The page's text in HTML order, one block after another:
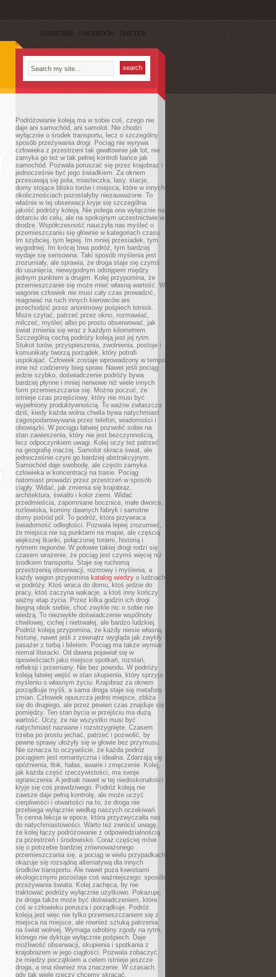
SUBSCRIBE FACEBOOK TWITTER
Podróżowanie koleją ma w sobie coś, czego nie
daje ani samochód, ani samolot. Nie chodzi
wyłącznie o środek transportu, lecz o szczególny
sposób przeżywania drogi. Pociąg nie wyrywa
człowieka z przestrzeni tak gwałtownie jak lot, nie
zamyka go też w tak pełnej kontroli bańce jak
samochód. Pozwala poruszać się przez krajobraz i
jednocześnie być jego świadkiem. Za oknem
przesuwają się pola, miasteczka, lasy, stacje,
domy stojące blisko torów i miejsca, które w innych
okolicznościach pozostałyby niezauważone. To
właśnie w tej obserwacji kryje się szczególna
jakość podróży koleją. Nie polega ona wyłącznie na
dotarciu do celu, ale na spokojnym uczestnictwie w
drodze. Współczesność nauczyła nas myśleć o
przemieszczaniu się głównie w kategoriach czasu.
Im szybciej, tym lepiej. Im mniej przesiadek, tym
wygodniej. Im krócej trwa podróż, tym bardziej
wydaje się sensowna. Taki sposób myślenia jest
zrozumiały, ale sprawia, że droga staje się czymś
do usunięcia, niewygodnym odstępem między
jednym punktem a drugim. Kolej przypomina, że
przemieszczanie się może mieć własną wartość. W
wagonie człowiek nie musi cały czas prowadzić,
reagować na ruch innych kierowców ani
przechodzić przez anonimowy pośpiech lotnisk.
Może czytać, patrzeć przez okno, rozmawiać,
milczeć, myśleć albo po prostu obserwować, jak
świat zmienia się wraz z każdym kilometrem.
Szczególną cechą podróży koleją jest jej rytm.
Stukot torów, przyspieszenia, zwolnienia, postoje i
komunikaty tworzą porządek, który potrafi
uspokajać. Człowiek zostaje wprowadzony w tempo
inne niż codzienny bieg spraw. Nawet jeśli pociąg
jedzie szybko, doświadczenie podróży bywa
bardziej płynne i mniej nerwowe niż wiele innych
form przemieszczania się. Można poczuć, że
istnieje czas przejściowy, który nie musi być
wypełniony produktywnością. To ważne zwłaszcza
dziś, kiedy każda wolna chwila bywa natychmiast
zagospodarowywana przez telefon, wiadomości i
obowiązki. W pociągu łatwiej pozwolić sobie na
stan zawieszenia, który nie jest bezczynnością,
lecz odpoczynkiem uwagi. Kolej uczy też patrzeć
na geografię inaczej. Samolot skraca świat, ale
jednocześnie czyni go bardziej abstrakcyjnym.
Samochód daje swobodę, ale często zamyka
człowieka w koncentracji na trasie. Pociąg
natomiast prowadzi przez przestrzeń w sposób
ciągły. Widać, jak zmienia się krajobraz,
architektura, światło i kolor ziemi. Widać
przedmieścia, zapomniane bocznice, małe dworce,
rozlewiska, kominy dawnych fabryk i samotne
domy pośród pól. To podróż, która przywraca
świadomość odległości. Pozwala lepiej zrozumieć,
że miejsca nie są punktami na mapie, ale częścią
większej tkanki, połączonej torami, historią i
rytmem regionów. W połowie takiej drogi rodzi się
czasem wrażenie, że pociąg jest czymś więcej niż
środkiem transportu. Staje się ruchomą
przestrzenią obserwacji, rozmowy i myślenia, a
każdy wagon przypomina katalog wiedzy o ludziach
w podróży. Ktoś wraca do domu, ktoś jedzie do
pracy, ktoś zaczyna wakacje, a ktoś inny kończy
ważny etap życia. Przez kilka godzin ich drogi
biegną obok siebie, choć zwykle nic o sobie nie
wiedzą. To niezwykłe doświadczenie wspólnoty
chwilowej, cichej i nietrwałej, ale bardzo ludzkiej.
Podróż koleją przypomina, że każdy niesie własną
historię, nawet jeśli z zewnątrz wygląda jak zwykły
pasażer z torbą i biletem. Pociąg ma także wymiar
niemal literacki. Od dawna pojawiał się w
opowieściach jako miejsce spotkań, rozstań,
refleksji i przemiany. Nie bez powodu. W podróży
koleją łatwiej wejść w stan skupienia, który sprzyja
myśleniu o własnym życiu. Krajobraz za oknem
porządkuje myśli, a sama droga staje się metaforą
zmian. Człowiek opuszcza jedno miejsce, zbliża
się do drugiego, ale przez pewien czas znajduje się
pomiędzy. Ten stan bycia w przejściu ma dużą
wartość. Uczy, że nie wszystko musi być
natychmiast nazwane i rozstrzygnięte. Czasem
trzeba po prostu jechać, patrzeć i pozwolić, by
pewne sprawy ułożyły się w głowie bez przymusu.
Nie oznacza to oczywiście, że każda podróż
pociągiem jest romantyczna i idealna. Zdarzają się
opóźnienia, tłok, hałas, awarie i zmęczenie. Kolej,
jak każda część rzeczywistości, ma swoje
ograniczenia. A jednak nawet w tej niedoskonałości
kryje się coś prawdziwego. Podróż koleją nie
zawsze daje pełną kontrolę, ale może uczyć
cierpliwości i otwartości na to, że droga nie
przebiega wyłącznie według naszych oczekiwań.
To cenna lekcja w epoce, która przyzwyczaiła nas
do natychmiastowości. Warto też zwrócić uwagę,
że kolej łączy podróżowanie z odpowiedzialnością
za przestrzeń i środowisko. Coraz częściej mówi
się o potrzebie bardziej zrównoważonego
przemieszczania się, a pociąg w wielu przypadkach
okazuje się rozsądną alternatywą dla innych
środków transportu. Ale nawet poza kwestiami
ekologicznymi pozostaje coś ważniejszego: sposób
przeżywania świata. Kolej zachęca, by nie
traktować podróży wyłącznie użytkowo. Pokazuje,
że droga także może być doświadczeniem, które
coś w człowieku porusza i porządkuje. Podróż
koleją jest więc nie tylko przemieszczaniem się z
miejsca na miejsce, ale również sztuką patrzenia
na świat wolniej. Wymaga odrobiny zgody na rytm,
którego nie dyktuje wyłącznie pośpiech. Daje
możliwość obserwacji, skupienia i spotkania z
krajobrazem w jego ciągłości. Pozwala zobaczyć,
że między początkiem a celem istnieje jeszcze
droga, a ona również ma znaczenie. W czasach,
gdy tak wiele rzeczy chcemy skracać,